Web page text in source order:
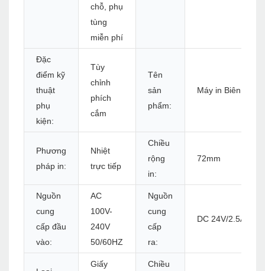
chỗ, phụ
tùng
miễn phí
Đặc
điểm kỹ
thuật
phụ
kiện:
Tùy
chỉnh
phích
cắm
Tên
sản
phẩm:
Máy in Biên lai
Phương
pháp in:
Nhiệt
trực tiếp
Chiều
rộng
in:
72mm
Nguồn
cung
cấp đầu
vào:
AC
100V-
240V
50/60HZ
Nguồn
cung
cấp
ra:
DC 24V/2.5A
Giấy
Chiều